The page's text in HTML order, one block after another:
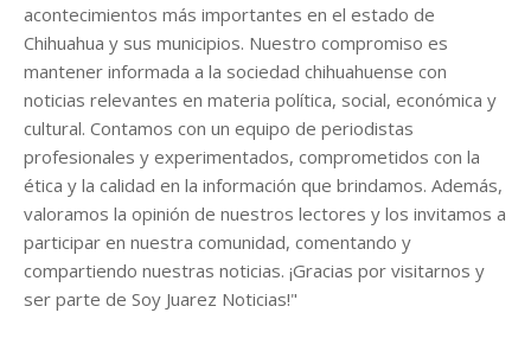
acontecimientos más importantes en el estado de
Chihuahua y sus municipios. Nuestro compromiso es
mantener informada a la sociedad chihuahuense con
noticias relevantes en materia política, social, económica y
cultural. Contamos con un equipo de periodistas
profesionales y experimentados, comprometidos con la
ética y la calidad en la información que brindamos. Además,
valoramos la opinión de nuestros lectores y los invitamos a
participar en nuestra comunidad, comentando y
compartiendo nuestras noticias. ¡Gracias por visitarnos y
ser parte de Soy Juarez Noticias!"